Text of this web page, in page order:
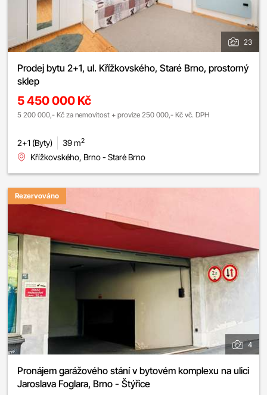
23
Prodej bytu 2+1, ul. Křížkovského, Staré Brno, prostorný
sklep
5 450 000 Kč
5 200 000,- Kč za nemovitost + provize 250 000,- Kč vč. DPH
2+1 (Byty) 39 m2
Křížkovského, Brno - Staré Brno
Rezervováno
4
Pronájem garážového stání v bytovém komplexu na ulici
Jaroslava Foglara, Brno - Štýřice